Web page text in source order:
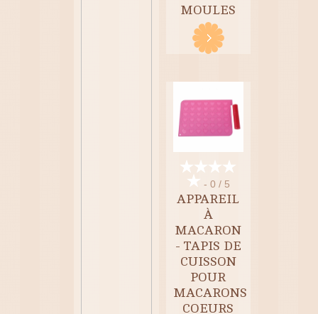
MOULES
- 0 / 5
APPAREIL
À
MACARON
- TAPIS DE
CUISSON
POUR
MACARONS
COEURS